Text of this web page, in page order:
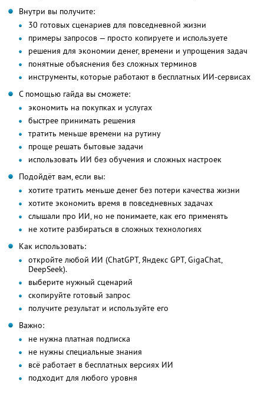
Внутри вы получите:
30 готовых сценариев для повседневной жизни
примеры запросов — просто копируете и используете
решения для экономии денег, времени и упрощения задач
понятные объяснения без сложных терминов
инструменты, которые работают в бесплатных ИИ-сервисах
С помощью гайда вы сможете:
экономить на покупках и услугах
быстрее принимать решения
тратить меньше времени на рутину
проще решать бытовые задачи
использовать ИИ без обучения и сложных настроек
Подойдёт вам, если вы:
хотите тратить меньше денег без потери качества жизни
хотите экономить время в повседневных задачах
слышали про ИИ, но не понимаете, как его применять
не хотите разбираться в сложных технологиях
Как использовать:
откройте любой ИИ (ChatGPT, Яндекс GPT, GigaChat,
DeepSeek).
выберите нужный сценарий
скопируйте готовый запрос
получите результат и используйте его
Важно:
не нужна платная подписка
не нужны специальные знания
всё работает в бесплатных версиях ИИ
подходит для любого уровня